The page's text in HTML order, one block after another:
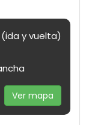
y vuelta)
Ver mapa